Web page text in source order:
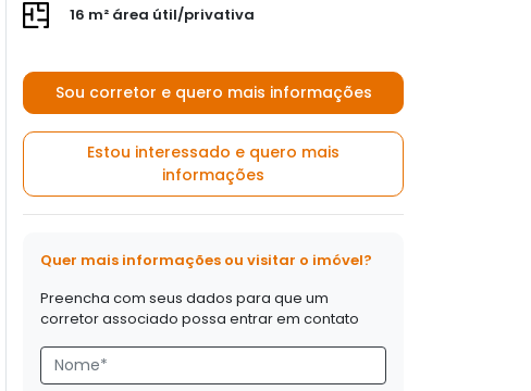
16 m² área útil/privativa
Sou corretor e quero mais informações
Estou interessado e quero mais
informações
Quer mais informações ou visitar o imóvel?
Preencha com seus dados para que um
corretor associado possa entrar em contato